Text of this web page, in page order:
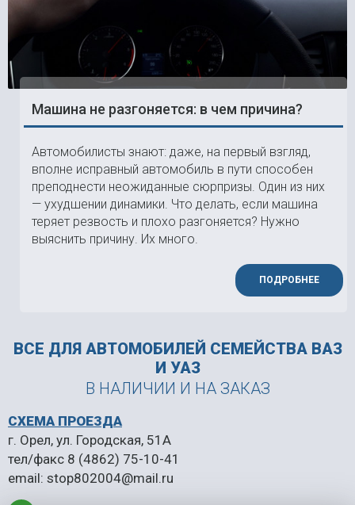
Машина не разгоняется: в чем причина?
Автомобилисты знают: даже, на первый взгляд,
вполне исправный автомобиль в пути способен
преподнести неожиданные сюрпризы. Один из них
— ухудшении динамики. Что делать, если машина
теряет резвость и плохо разгоняется? Нужно
выяснить причину. Их много.
ПОДРОБНЕЕ
ВСЕ ДЛЯ АВТОМОБИЛЕЙ СЕМЕЙСТВА ВАЗ
И УАЗ
В НАЛИЧИИ И НА ЗАКАЗ
СХЕМА ПРОЕЗДА
г. Орел, ул. Городская, 51А
тел/факс 8 (4862) 75-10-41
email: stop802004@mail.ru